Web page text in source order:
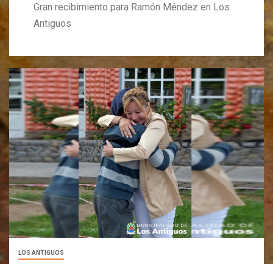
Gran recibimiento para Ramón Méndez en Los
Antiguos
LOS ANTIGUOS